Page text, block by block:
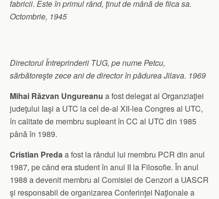
fabricii. Este în primul rând, ţinut de mână de fiica sa.
Octombrie, 1945
Directorul Întreprinderii TUG, pe nume Petcu,
sărbătoreşte zece ani de director în pădurea Jilava. 1969
Mihai Răzvan Ungureanu a fost delegat al Organziaţiei
judeţului Iaşi a UTC la cel de-al XII-lea Congres al UTC,
în calitate de membru supleant în CC al UTC din 1985
până în 1989.
Cristian Predaa fost la rândul lui membru PCR din anul
1987, pe când era student în anul II la Filosofie. În anul
1988 a devenit membru al Comisiei de Cenzori a UASCR
şi responsabil de organizarea Conferinţei Naţionale a